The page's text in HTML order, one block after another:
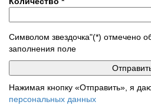
Символом звездочка"(*) отмечено
заполнения поле
Нажимая кнопку «Отправить», я
персональных данных